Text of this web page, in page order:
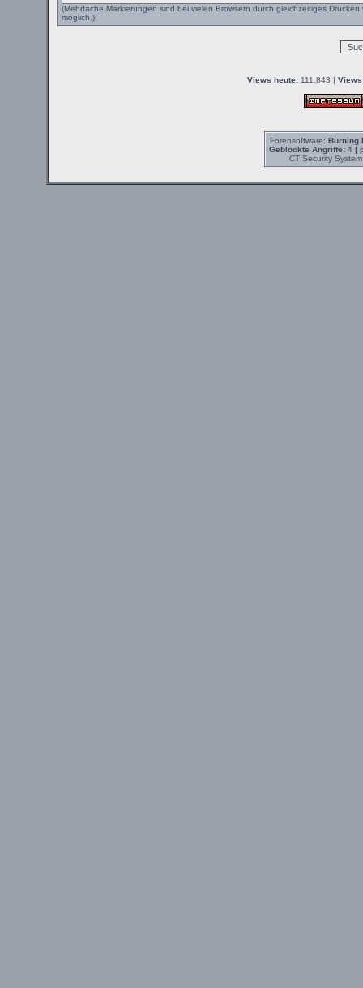
(Mehrfache Markierungen sind bei vielen Browsern durch gleichzeitiges Drücken
möglich.)
Views heute: 111.843 |
Forensoftware: Burning
Geblockte Angriffe:4 |
CT Security